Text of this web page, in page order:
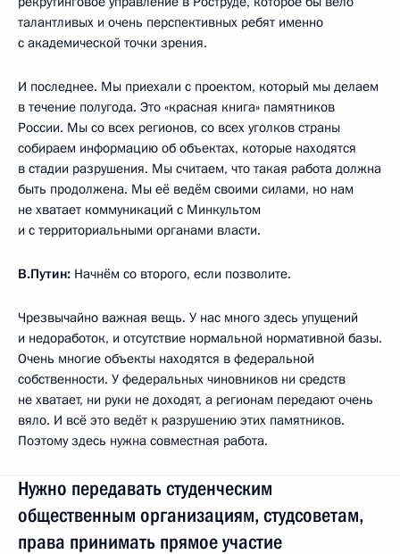
талантливых и очень перспективных ребят именно
с академической точки зрения.
И последнее. Мы приехали с проектом, который мы делаем
в течение полугода. Это «красная книга» памятников
России. Мы со всех регионов, со всех уголков страны
собираем информацию об объектах, которые находятся
в стадии разрушения. Мы считаем, что такая работа должна
быть продолжена. Мы её ведём своими силами, но нам
не хватает коммуникаций с Минкультом
и с территориальными органами власти.
В.Путин: Начнём со второго, если позволите.
Чрезвычайно важная вещь. У нас много здесь упущений
и недоработок, и отсутствие нормальной нормативной базы.
Очень многие объекты находятся в федеральной
собственности. У федеральных чиновников ни средств
не хватает, ни руки не доходят, а регионам передают очень
вяло. И всё это ведёт к разрушению этих памятников.
Поэтому здесь нужна совместная работа.
Нужно передавать студенческим
общественным организациям, студсоветам,
права принимать прямое участие